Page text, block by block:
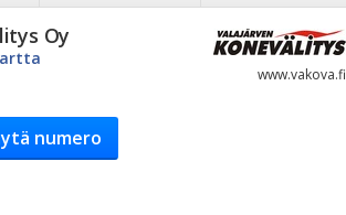
www.vakova.fi
Oy
numero